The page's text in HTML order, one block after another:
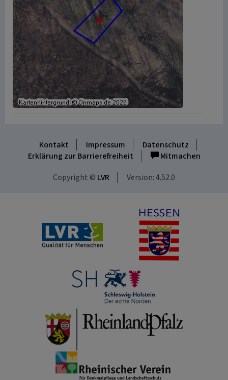
Kontakt Impressum
Datenschutz
Erklärung zur Barrierefreiheit
Mitmachen
Copyright © LVR Version: 4.52.0